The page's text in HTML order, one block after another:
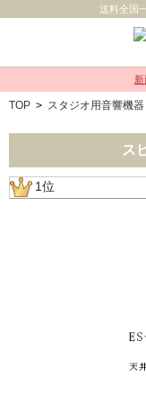
送料全国
TOP > スタジオ用音響機
ス
1位